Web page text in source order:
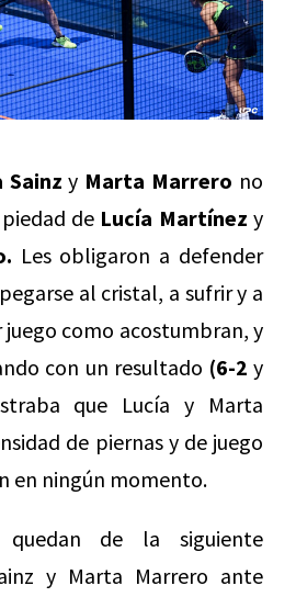
Sainz y Marta Marrero no
de Lucía Martínez y
Les obligaron a defender
al cristal, a sufrir y a
como acostumbran, y
con un resultado (6-2 y
que Lucía y Marta
de piernas y de juego
en ningún momento.
quedan de la siguiente
y Marta Marrero ante